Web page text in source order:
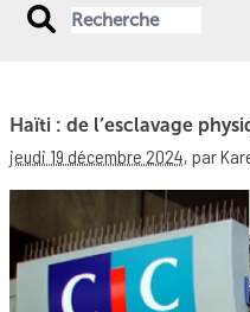
Haïti : de l’esclavage
jeudi 19 décembre 2024, par